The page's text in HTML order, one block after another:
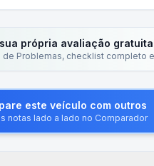
própria avaliação gratuita
de Problemas, checklist completo
este veículo com outros
notas lado a lado no Comparador